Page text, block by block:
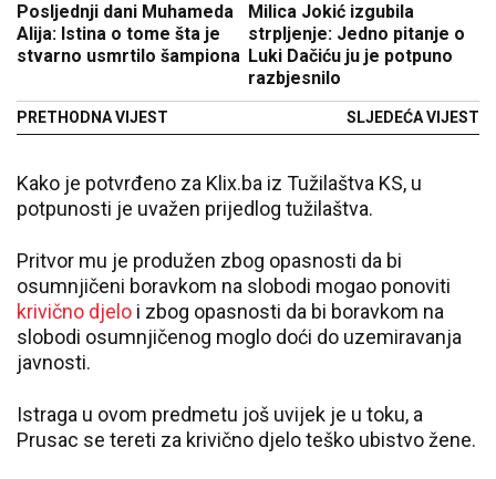
Posljednji dani Muhameda
Alija: Istina o tome šta je
stvarno usmrtilo šampiona
PRETHODNA VIJEST
Milica Jokić izgubila
strpljenje: Jedno pitanje o
Luki Dačiću ju je potpuno
razbjesnilo
SLJEDEĆA VIJEST
Kako je potvrđeno za Klix.ba iz Tužilaštva KS, u
potpunosti je uvažen prijedlog tužilaštva.
Pritvor mu je produžen zbog opasnosti da bi
osumnjičeni boravkom na slobodi mogao ponoviti
krivično djelo i zbog opasnosti da bi boravkom na
slobodi osumnjičenog moglo doći do uzemiravanja
javnosti.
Istraga u ovom predmetu još uvijek je u toku, a
Prusac se tereti za krivično djelo teško ubistvo žene.